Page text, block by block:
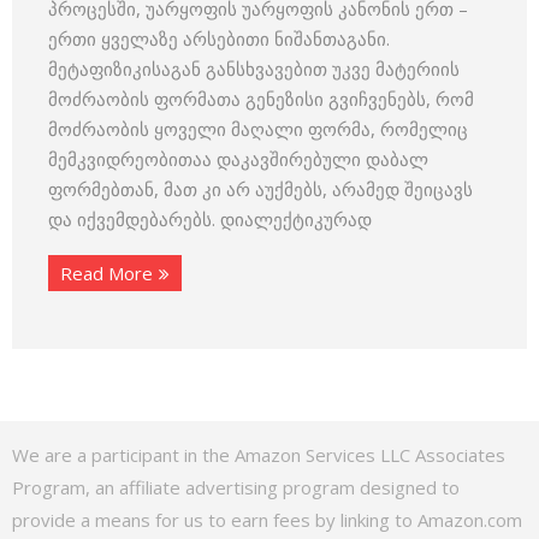
პროცესში, უარყოფის უარყოფის კანონის ერთ –
ერთი ყველაზე არსებითი ნიშანთაგანი.
მეტაფიზიკისაგან განსხვავებით უკვე მატერიის
მოძრაობის ფორმათა გენეზისი გვიჩვენებს, რომ
მოძრაობის ყოველი მაღალი ფორმა, რომელიც
მემკვიდრეობითაა დაკავშირებული დაბალ
ფორმებთან, მათ კი არ აუქმებს, არამედ შეიცავს
და იქვემდებარებს. დიალექტიკურად
Read More
We are a participant in the Amazon Services LLC Associates
Program, an affiliate advertising program designed to
provide a means for us to earn fees by linking to Amazon.com